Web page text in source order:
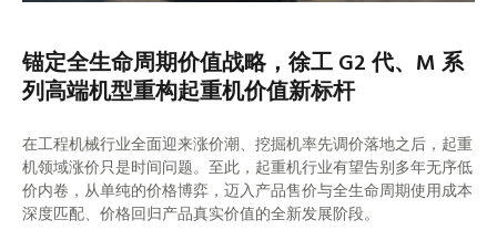
锚定全生命周期价值战略，徐工 G2 代、M 系
列高端机型重构起重机价值新标杆
在工程机械行业全面迎来涨价潮、挖掘机率先调价落地之后，起重
机领域涨价只是时间问题。至此，起重机行业有望告别多年无序低
价内卷，从单纯的价格博弈，迈入产品售价与全生命周期使用成本
深度匹配、价格回归产品真实价值的全新发展阶段。